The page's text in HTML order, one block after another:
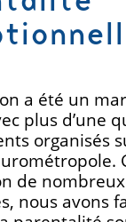
a été un
plus d’une
organisés
de nombreux
nous avons